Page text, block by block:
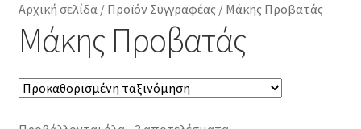
Κατηγορίες Βιβλίων
Αρχική σελίδα/ Προϊόν Συγγραφέας / Μάκης Προβατάς
Μάκης Προβατάς